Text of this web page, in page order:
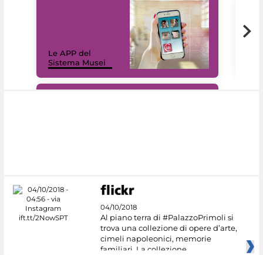
Le APP del
Sistema Musei
04/10/2018
Al piano terra di #PalazzoPrimoli si
trova una collezione di opere d’arte,
cimeli napoleonici, memorie
familiari. La collezione